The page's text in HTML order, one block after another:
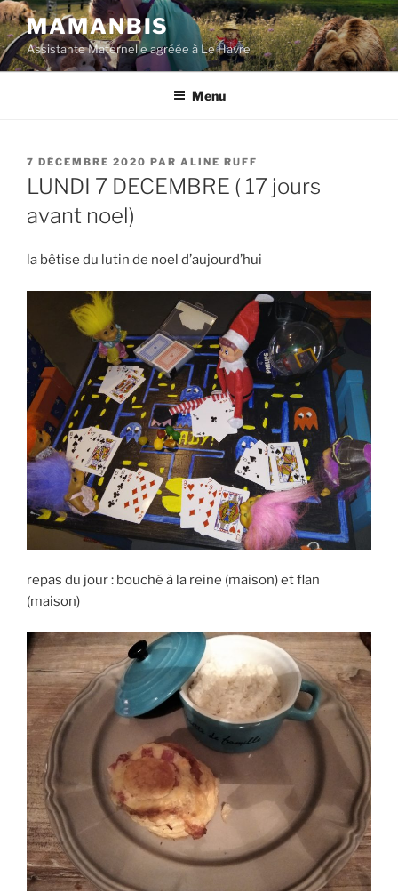
Aller
au
contenu
principal
MAMANBIS
Assistante Maternelle agréée à Le Havre
Menu
PUBLIÉ
LE
7 DÉCEMBRE 2020 PAR ALINE RUFF
LUNDI 7 DECEMBRE ( 17 jours
avant noel)
la bêtise du lutin de noel d’aujourd’hui
repas du jour : bouché à la reine (maison) et flan
(maison)